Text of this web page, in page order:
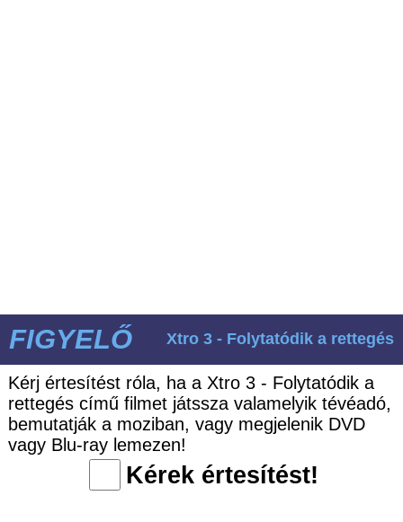
FIGYELŐ Xtro 3 - Folytatódik a rettegés
Kérj értesítést róla, ha a Xtro 3 - Folytatódik a
rettegés című filmet játssza valamelyik tévéadó,
bemutatják a moziban, vagy megjelenik DVD
vagy Blu-ray lemezen!
Kérek értesítést!